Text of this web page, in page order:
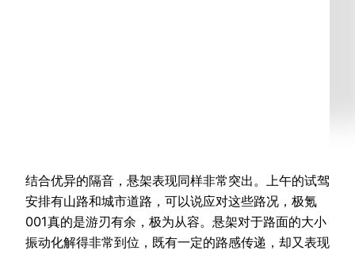
结合优异的隔音，悬架表现同样非常突出。上午的试驾
安排有山路和城市道路，可以说应对这些路况，极氪
001真的是游刃有余，极为从容。悬架对于路面的大小
振动化解得非常到位，既有一定的路感传递，却又表现